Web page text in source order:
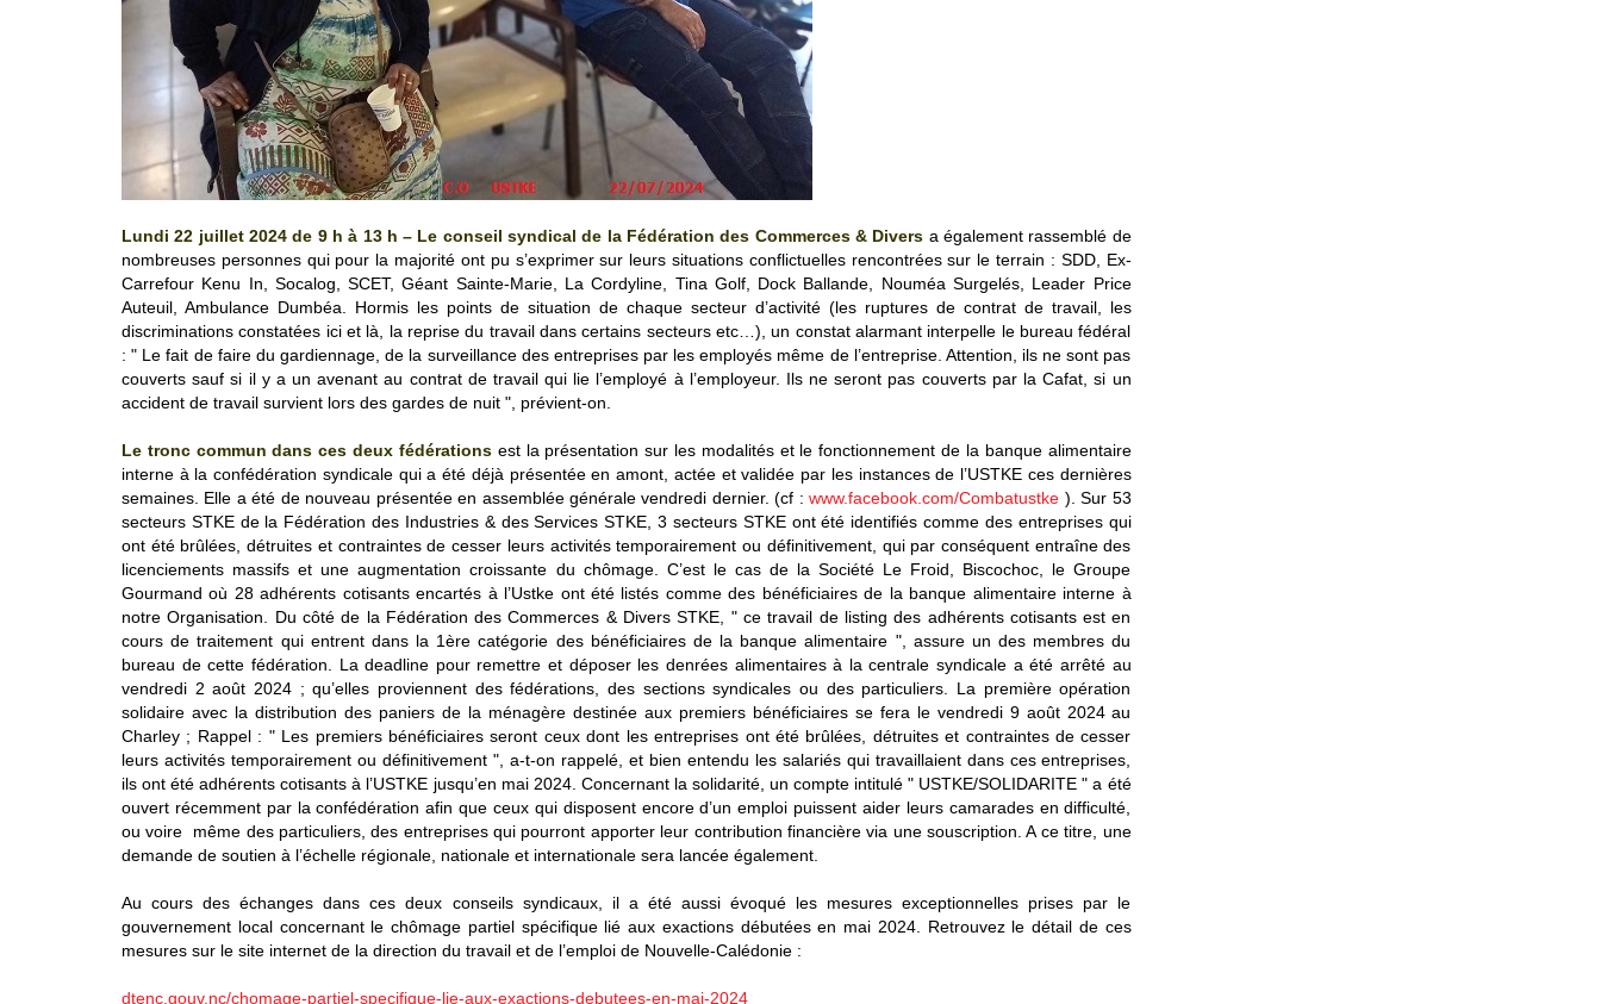
Lundi 22 juillet 2024 de 9 h à 13 h – Le conseil syndical de la Fédération des Commerces & Divers a également rassemblé de
nombreuses personnes qui pour la majorité ont pu s’exprimer sur leurs situations conflictuelles rencontrées sur le terrain : SDD, Ex-
Carrefour Kenu In, Socalog, SCET, Géant Sainte-Marie, La Cordyline, Tina Golf, Dock Ballande, Nouméa Surgelés, Leader Price
Auteuil, Ambulance Dumbéa. Hormis les points de situation de chaque secteur d’activité (les ruptures de contrat de travail, les
discriminations constatées ici et là, la reprise du travail dans certains secteurs etc…), un constat alarmant interpelle le bureau fédéral
: " Le fait de faire du gardiennage, de la surveillance des entreprises par les employés même de l’entreprise. Attention, ils ne sont pas
couverts sauf si il y a un avenant au contrat de travail qui lie l’employé à l’employeur. Ils ne seront pas couverts par la Cafat, si un
accident de travail survient lors des gardes de nuit ", prévient-on.
Le tronc commun dans ces deux fédérations est la présentation sur les modalités et le fonctionnement de la banque alimentaire
interne à la confédération syndicale qui a été déjà présentée en amont, actée et validée par les instances de l’USTKE ces dernières
semaines. Elle a été de nouveau présentée en assemblée générale vendredi dernier. (cf :www.facebook.com/Combatustke ). Sur 53
secteurs STKE de la Fédération des Industries & des Services STKE, 3 secteurs STKE ont été identifiés comme des entreprises qui
ont été brûlées, détruites et contraintes de cesser leurs activités temporairement ou définitivement, qui par conséquent entraîne des
licenciements massifs et une augmentation croissante du chômage. C’est le cas de la Société Le Froid, Biscochoc, le Groupe
Gourmand où 28 adhérents cotisants encartés à l’Ustke ont été listés comme des bénéficiaires de la banque alimentaire interne à
notre Organisation. Du côté de la Fédération des Commerces & Divers STKE, " ce travail de listing des adhérents cotisants est en
cours de traitement qui entrent dans la 1ère catégorie des bénéficiaires de la banque alimentaire ", assure un des membres du
bureau de cette fédération. La deadline pour remettre et déposer les denrées alimentaires à la centrale syndicale a été arrêté au
vendredi 2 août 2024 ; qu’elles proviennent des fédérations, des sections syndicales ou des particuliers. La première opération
solidaire avec la distribution des paniers de la ménagère destinée aux premiers bénéficiaires se fera le vendredi 9 août 2024 au
Charley ; Rappel : " Les premiers bénéficiaires seront ceux dont les entreprises ont été brûlées, détruites et contraintes de cesser
leurs activités temporairement ou définitivement ", a-t-on rappelé, et bien entendu les salariés qui travaillaient dans ces entreprises,
ils ont été adhérents cotisants à l’USTKE jusqu’en mai 2024. Concernant la solidarité, un compte intitulé " USTKE/SOLIDARITE " a été
ouvert récemment par la confédération afin que ceux qui disposent encore d’un emploi puissent aider leurs camarades en difficulté,
ou voire même des particuliers, des entreprises qui pourront apporter leur contribution financière via une souscription. A ce titre, une
demande de soutien à l’échelle régionale, nationale et internationale sera lancée également.
Au cours des échanges dans ces deux conseils syndicaux, il a été aussi évoqué les mesures exceptionnelles prises par le
gouvernement local concernant le chômage partiel spécifique lié aux exactions débutées en mai 2024. Retrouvez le détail de ces
mesures sur le site internet de la direction du travail et de l’emploi de Nouvelle-Calédonie :
dtenc.gouv.nc/chomage-partiel-specifique-lie-aux-exactions-debutees-en-mai-2024